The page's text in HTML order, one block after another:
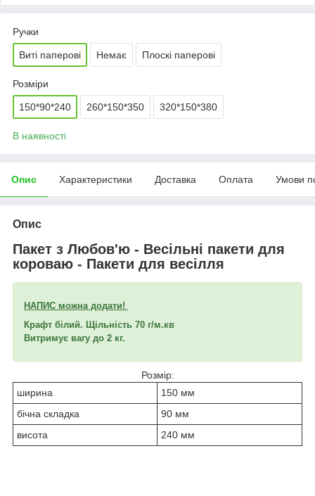
Ручки
Виті паперові Немає Плоскі паперові
Розміри
150*90*240 260*150*350 320*150*380
В наявності
Опис Характеристики Доставка Оплата Умови
Опис
Пакет з Любов'ю - Весільні пакети для
короваю - Пакети для весілля
НАПИС можна додати!
Крафт білий. Щільність 70 г/м.кв
Витримує вагу до 2 кг.
Розмір:
ширина
150 мм
бічна складка
90 мм
висота
240 мм